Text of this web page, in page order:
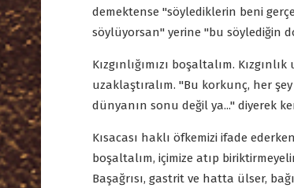
demektense "söylediklerin beni
söylüyorsan" yerine "bu söylediğin
Kızgınlığımızı boşaltalım.
uzaklaştıralım. "Bu korkunç, her
dünyanın sonu değil ya..." diyerek
Kısacası haklı öfkemizi ifade
boşaltalım, içimize atıp
Başağrısı, gastrit ve hatta ülser,